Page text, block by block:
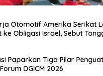
Otomotif Amerika Serikat
ke Obligasi Israel, Sebut
Paparkan Tiga Pilar
DGICM 2026